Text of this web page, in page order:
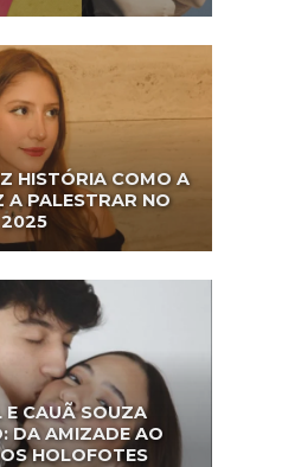
HISTÓRIA COMO A
A PALESTRAR NO
2025
E CAUÃ SOUZA
DA AMIZADE AO
HOLOFOTES